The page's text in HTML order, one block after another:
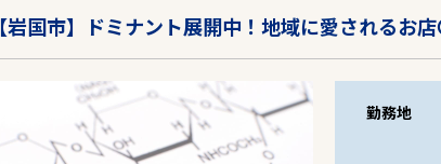
【岩国市】ドミナント展開中！地域に愛されるお
勤務地